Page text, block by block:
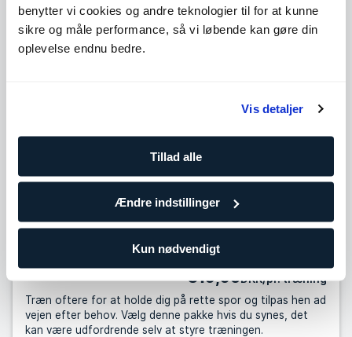
benytter vi cookies og andre teknologier til for at kunne
sikre og måle performance, så vi løbende kan gøre din
oplevelse endnu bedre.
Vis detaljer
Tillad alle
Ændre indstillinger
Kun nødvendigt
viden
Level 4
10 klip
859,90
Træn oftere for at holde dig på rette spor og tilpas hen ad
træner regelmæssigt eller i gruppetimer.
819,96DKK/pr. træning
Træn oftere for at holde dig på rette spor og tilpas hen ad
vejen efter behov. Vælg denne pakke hvis du synes, det
kan være udfordrende selv at styre træningen.